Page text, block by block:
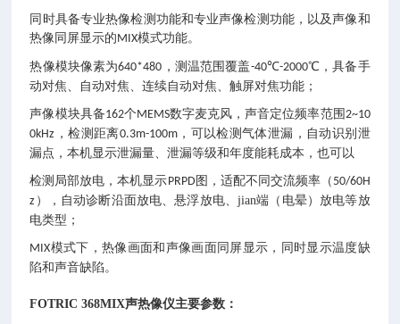
同时具备专业热像检测功能和专业声像检测 功能，以及声像和
热像 同屏显示的MIX模式功能。
热像模块像素为640*480 ，测温范围覆盖-40℃-2000℃，具备手
动对焦、自动对焦、连续自动对焦、触屏对焦功能；
声像模块具备162个MEMS数字麦克风 ，声音定位频率范围 2~10
0kHz ，检测 距离0.3m-100m， 可以检测气体泄漏， 自动识别泄
漏点，本机显示泄漏量、泄漏等级和年度能耗成本 ，也可以
检测局部放电，本机显示PRPD图，适配不同交流频率（ 50/60H
z ），自动诊断沿面放电、悬浮放电、jian端（电晕）放电等放
电类型 ；
MIX模式下，热像画面和声像画面同屏显示，同时显示温度缺
陷和声音缺陷。
FOTRIC 368MIX声热像仪主要参数：